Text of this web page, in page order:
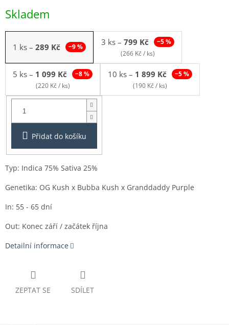
cena:
Skladem
1 ks – 289 Kč −9 % 3 ks – 799 Kč
−5 %
(266 Kč / ks)
5 ks – 1 099 Kč
−8 %
(220 Kč / ks)
10 ks – 1 899 Kč
−5 %
(190 Kč / ks)
Balení:
Přidat do košíku
Typ: Indica 75% Sativa 25%
Genetika: OG Kush x Bubba Kush x Granddaddy Purple
In: 55 - 65 dní
Out: Konec září / začátek října
Detailní informace
ZEPTAT SE SDÍLET